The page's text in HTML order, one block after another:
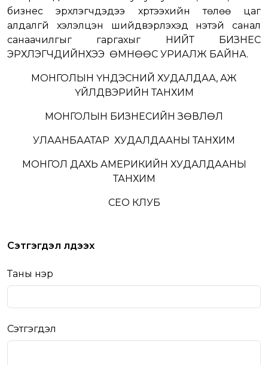
бизнес эрхлэгчдэдээ хүртээхийн төлөө цаг
алдалгүй хэлэлцэн шийдвэрлэхэд үнэтэй санал
санаачилгыг гаргахыг НИЙТ БИЗНЕС
ЭРХЛЭГЧДИЙНХЭЭ ӨМНӨӨС УРИАЛЖ БАЙНА.
МОНГОЛЫН ҮНДЭСНИЙ ХУДАЛДАА, АЖ
ҮЙЛДВЭРИЙН ТАНХИМ
МОНГОЛЫН БИЗНЕСИЙН ЗӨВЛӨЛ
УЛААНБААТАР ХУДАЛДААНЫ ТАНХИМ
МОНГОЛ ДАХЬ АМЕРИКИЙН ХУДАЛДААНЫ
ТАНХИМ
CEO КЛУБ
Сэтгэгдэл үлдээх
Таны нэр
Сэтгэгдэл